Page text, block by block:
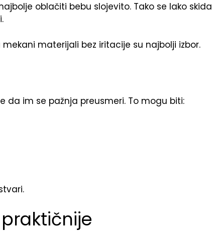
oblačiti bebu slojevito. Tako se lako skida
materijali bez iritacije su najbolji izbor.
da im se pažnja preusmeri. To mogu biti: